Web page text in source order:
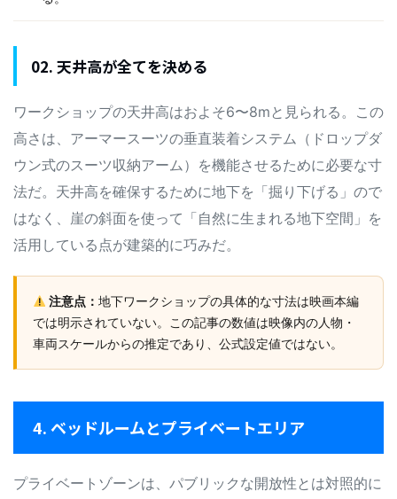
02. 天井高が全てを決める
ワークショップの天井高はおよそ6〜8mと見られる。この
高さは、アーマースーツの垂直装着システム（ドロップダ
ウン式のスーツ収納アーム）を機能させるために必要な寸
法だ。天井高を確保するために地下を「掘り下げる」ので
はなく、崖の斜面を使って「自然に生まれる地下空間」を
活用している点が建築的に巧みだ。
注意点：地下ワークショップの具体的な寸法は映画本編
では明示されていない。この記事の数値は映像内の人物・
車両スケールからの推定であり、公式設定値ではない。
4. ベッドルームとプライベートエリア
プライベートゾーンは、パブリックな開放性とは対照的に